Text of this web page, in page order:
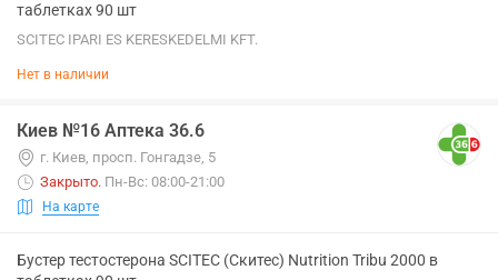
таблетках 90 шт
SCITEC IPARI ES KERESKEDELMI KFT.
Нет в наличии
Киев №16 Аптека 36.6
г. Киев, просп. Гонгадзе, 5
Закрыто. Пн-Вс: 08:00-21:00
На карте
Бустер тестостерона SCITEC (Скитес) Nutrition Tribu 2000 в